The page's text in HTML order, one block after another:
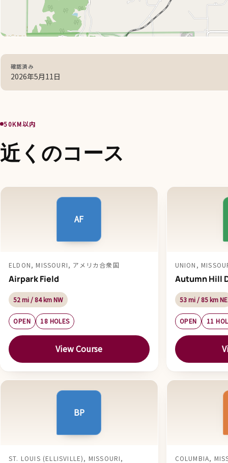
確認済み
2026年5月11日
50KM以内
近くのコース
AF
ELDON, MISSOURI, アメリカ合衆国
Airpark Field
52 mi / 84 km NW
OPEN 18 HOLES
View Course
UNION,
Autumn Hill
53 mi / 85 km NE
OPEN 11
BP
ST. LOUIS (ELLISVILLE), MISSOURI,
COLUMBIA,